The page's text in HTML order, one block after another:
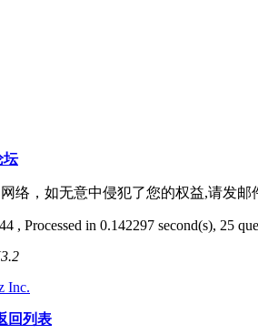
坛
络，如无意中侵犯了您的权益,请发邮
, Processed in 0.142297 second(s), 25
Inc.
回列表